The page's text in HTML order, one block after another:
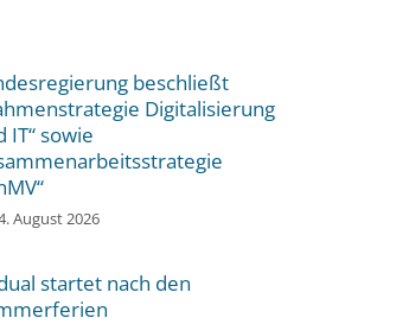
beschließt
Digitalisierung
IT“ sowie
August 2026
startet nach den